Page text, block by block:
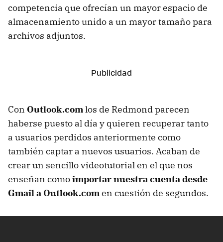
competencia que ofrecían un mayor espacio de
almacenamiento unido a un mayor tamaño para
archivos adjuntos.
Con Outlook.comlos de Redmond parecen
haberse puesto al día y quieren recuperar tanto
a usuarios perdidos anteriormente como
también captar a nuevos usuarios. Acaban de
crear un sencillo videotutorial en el que nos
enseñan comoimportar nuestra cuenta desde
Gmail a Outlook.comen cuestión de segundos.